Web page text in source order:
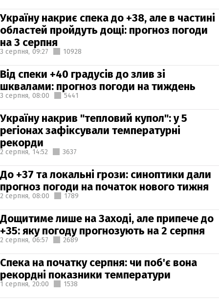
Україну накриє спека до +38, але в частині
областей пройдуть дощі: прогноз погоди
на 3 серпня
3 серпня, 09:27 10928
Від спеки +40 градусів до злив зі
шквалами: прогноз погоди на тиждень
3 серпня, 08:00 5441
Україну накрив "тепловий купол": у 5
регіонах зафіксували температурні
рекорди
2 серпня, 14:52 3637
До +37 та локальні грози: синоптики дали
прогноз погоди на початок нового тижня
2 серпня, 08:00 1789
Дощитиме лише на Заході, але припече до
+35: яку погоду прогнозують на 2 серпня
2 серпня, 06:57 2689
Спека на початку серпня: чи поб'є вона
рекордні показники температури
1 серпня, 20:00 1538